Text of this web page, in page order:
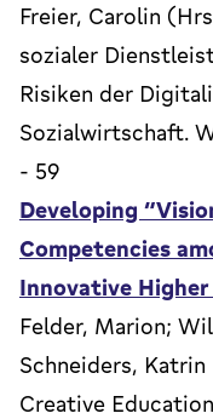
Freier, Carolin
sozialer
Risiken der
Sozialwirtschaft.
- 59
Developing
Competencies
Innovative
Felder, Marion;
Schneiders, Katrin
Creative